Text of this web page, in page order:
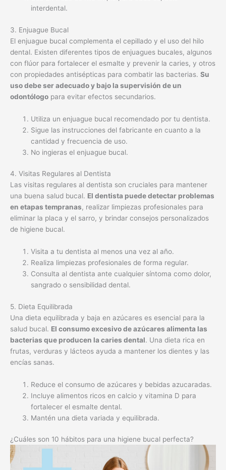
con propiedades antisépticas para combatir las bacterias.
odontólogo para evitar efectos secundarios.
Utiliza un enjuague bucal recomendado por tu dentista.
Sigue las instrucciones del fabricante en cuanto a la
cantidad y frecuencia de uso.
No ingieras el enjuague bucal.
Las visitas regulares al dentista son cruciales para mantener
una buena salud bucal.El dentista puede detectar problemas
en etapas tempranas, realizar limpiezas profesionales para
eliminar la placa y el sarro, y brindar consejos personalizados
Visita a tu dentista al menos una vez al año.
Realiza limpiezas profesionales de forma regular.
Consulta al dentista ante cualquier síntoma como dolor,
sangrado o sensibilidad dental.
Una dieta equilibrada y baja en azúcares es esencial para la
salud bucal.El consumo excesivo de azúcares alimenta las
bacterias que producen la caries dental . Una dieta rica en
frutas, verduras y lácteos ayuda a mantener los dientes y las
Reduce el consumo de azúcares y bebidas azucaradas.
Incluye alimentos ricos en calcio y vitamina D para
fortalecer el esmalte dental.
Mantén una dieta variada y equilibrada.